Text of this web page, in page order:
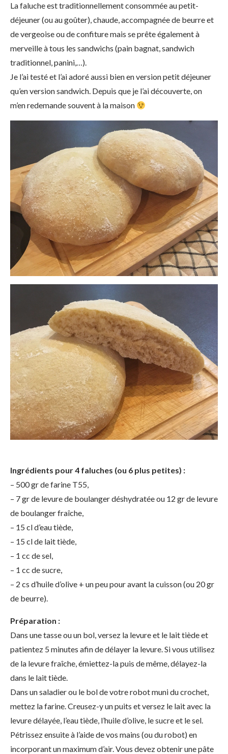
La faluche est traditionnellement consommée au petit-
déjeuner (ou au goûter), chaude, accompagnée de beurre et
de vergeoise ou de confiture mais se prête également à
merveille à tous les sandwichs (pain bagnat, sandwich
traditionnel, panini,…).
Je l’ai testé et l’ai adoré aussi bien en version petit déjeuner
qu’en version sandwich. Depuis que je l’ai découverte, on
m’en redemande souvent à la maison
Ingrédients pour 4 faluches (ou 6 plus petites) :
– 500 gr de farine T55,
– 7 gr de levure de boulanger déshydratée ou 12 gr de levure
de boulanger fraîche,
– 15 cl d’eau tiède,
– 15 cl de lait tiède,
– 1 cc de sel,
– 1 cc de sucre,
– 2 cs d’huile d’olive + un peu pour avant la cuisson (ou 20 gr
de beurre).
Préparation :
Dans une tasse ou un bol, versez la levure et le lait tiède et
patientez 5 minutes afin de délayer la levure. Si vous utilisez
de la levure fraîche, émiettez-la puis de même, délayez-la
dans le lait tiède.
Dans un saladier ou le bol de votre robot muni du crochet,
mettez la farine. Creusez-y un puits et versez le lait avec la
levure délayée, l’eau tiède, l’huile d’olive, le sucre et le sel.
Pétrissez ensuite à l’aide de vos mains (ou du robot) en
incorporant un maximum d’air. Vous devez obtenir une pâte